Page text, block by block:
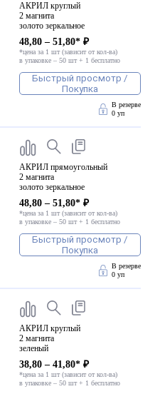
АКРИЛ круглый
2 магнита
золото зеркальное
48,80 – 51,80* ₽
*цена за 1 шт (зависит от кол-ва)
в упаковке – 50 шт + 1 бесплатно
Быстрый просмотр /
Покупка
В резерве
0 уп
АКРИЛ прямоугольный
2 магнита
золото зеркальное
48,80 – 51,80* ₽
*цена за 1 шт (зависит от кол-ва)
в упаковке – 50 шт + 1 бесплатно
Быстрый просмотр /
Покупка
В резерве
0 уп
АКРИЛ круглый
2 магнита
зеленый
38,80 – 41,80* ₽
*цена за 1 шт (зависит от кол-ва)
в упаковке – 50 шт + 1 бесплатно